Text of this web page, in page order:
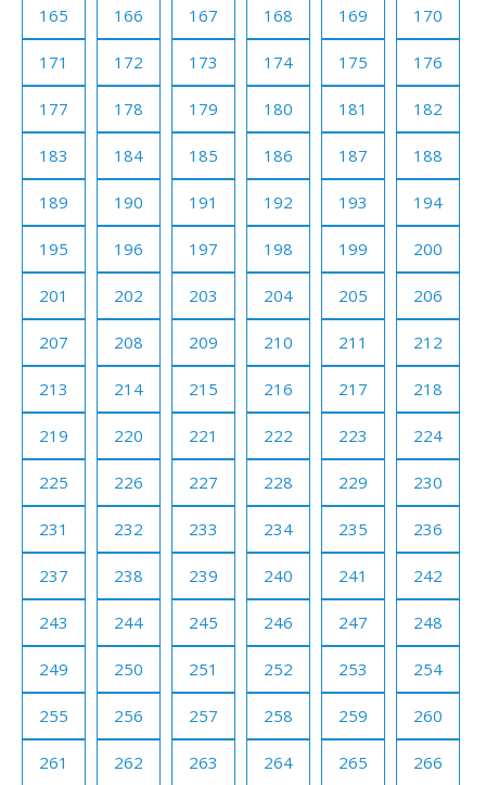
165 166 167 168 169 170
171 172 173 174 175 176
177 178 179 180 181 182
183 184 185 186 187 188
189 190 191 192 193 194
195 196 197 198 199 200
201 202 203 204 205 206
207 208 209 210 211 212
213 214 215 216 217 218
219 220 221 222 223 224
225 226 227 228 229 230
231 232 233 234 235 236
237 238 239 240 241 242
243 244 245 246 247 248
249 250 251 252 253 254
255 256 257 258 259 260
261 262 263 264 265 266